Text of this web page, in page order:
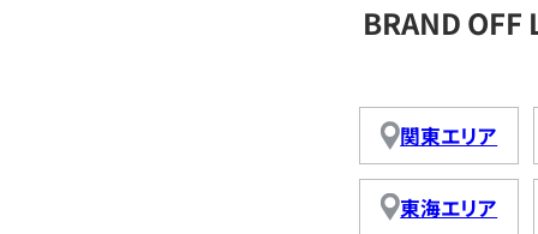
BRAND
関東エリア
東海エリア